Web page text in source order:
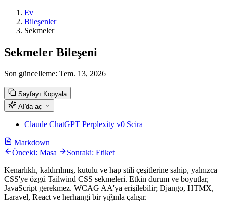
Ev
Bileşenler
Sekmeler
Sekmeler Bileşeni
Son güncelleme: Tem. 13, 2026
Sayfayı Kopyala
AI'da aç
Claude ChatGPT Perplexity v0 Scira
Markdown
Önceki: Masa
Sonraki: Etiket
Kenarlıklı, kaldırılmış, kutulu ve hap stili çeşitlerine sahip, yalnızca
CSS'ye özgü Tailwind CSS sekmeleri. Etkin durum ve boyutlar,
JavaScript gerekmez. WCAG AA'ya erişilebilir; Django, HTMX,
Laravel, React ve herhangi bir yığınla çalışır.